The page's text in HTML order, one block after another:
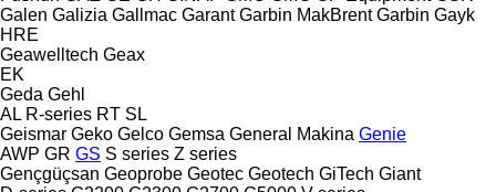
Galen Galizia Gallmac Garant Garbin MakBrent Garbin Gayk
HRE
Geawelltech Geax
EK
Geda Gehl
AL R-series RT SL
Geismar Geko Gelco Gemsa General Makina Genie
AWP GR GS S series Z series
Gençgüçsan Geoprobe Geotec Geotech GiTech Giant